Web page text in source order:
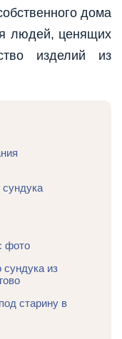
дома
людей, ценящих
изделий из
сундука
фото
сундука из
старину в